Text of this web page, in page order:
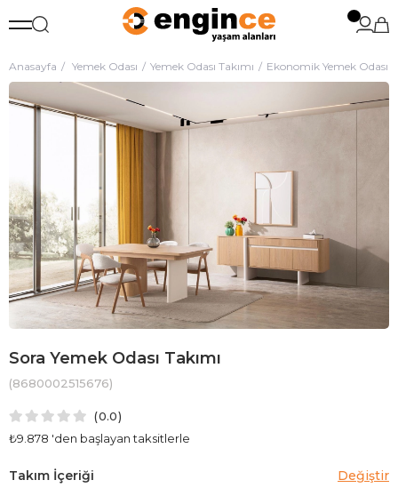
Anasayfa Yemek Odası Yemek Odası Takımı Ekonomik Yemek Odası
Sora Yemek Odası Takımı
(8680002515676)
0.0
₺9.878 'den başlayan taksitlerle